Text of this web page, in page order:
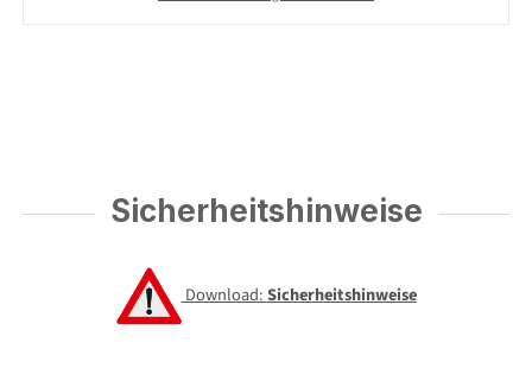
Sicherheitshinweise
Download:Sicherheitshinweise